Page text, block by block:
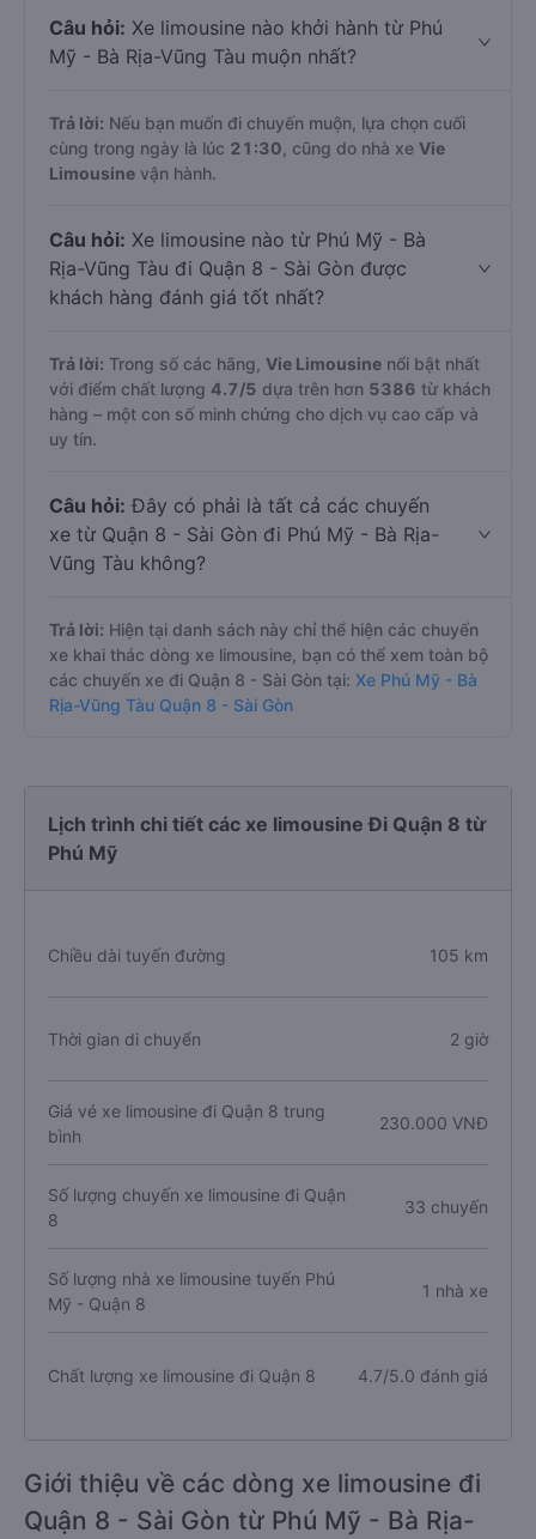
Câu hỏi: Xe limousine nào khởi hành từ Phú
Mỹ - Bà Rịa-Vũng Tàu muộn nhất?
Trả lời: Nếu bạn muốn đi chuyến muộn, lựa chọn cuối
cùng trong ngày là lúc 21:30 , cũng do nhà xe Vie
Limousine vận hành.
Câu hỏi: Xe limousine nào từ Phú Mỹ - Bà
Rịa-Vũng Tàu đi Quận 8 - Sài Gòn được
khách hàng đánh giá tốt nhất?
Trả lời: Trong số các hãng, Vie Limousine nổi bật nhất
với điểm chất lượng 4.7/5 dựa trên hơn 5386 từ khách
hàng – một con số minh chứng cho dịch vụ cao cấp và
uy tín.
Câu hỏi: Đây có phải là tất cả các chuyến
xe từ Quận 8 - Sài Gòn đi Phú Mỹ - Bà Rịa-
Vũng Tàu không?
Trả lời: Hiện tại danh sách này chỉ thể hiện các chuyến
xe khai thác dòng xe limousine, bạn có thể xem toàn bộ
các chuyến xe đi Quận 8 - Sài Gòn tại: Xe Phú Mỹ - Bà
Rịa-Vũng Tàu Quận 8 - Sài Gòn
Lịch trình chi tiết các xe limousine Đi Quận 8 từ
Phú Mỹ
Chiều dài tuyến đường 105 km
Thời gian di chuyển 2 giờ
Giá vé xe limousine đi Quận 8 trung
bình
230.000 VNĐ
Số lượng chuyến xe limousine đi Quận
8
33 chuyến
Số lượng nhà xe limousine tuyến Phú
Mỹ - Quận 8
1 nhà xe
Chất lượng xe limousine đi Quận 8 4.7/5.0 đánh giá
Giới thiệu về các dòng xe limousine đi
Quận 8 - Sài Gòn từ Phú Mỹ - Bà Rịa-